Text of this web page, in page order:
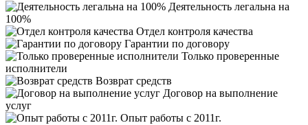
Деятельность легальна на
100%
Отдел контроля качества
Гарантии по договору
Только проверенные
исполнители
Возврат средств
Договор на выполнение
услуг
Опыт работы с 2011г.